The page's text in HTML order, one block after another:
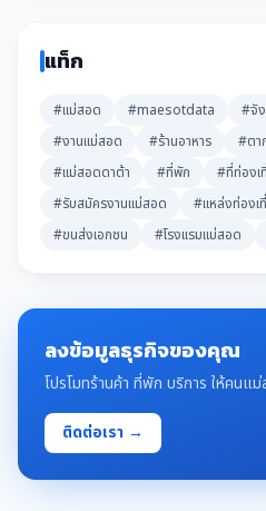
แท็ก
#แม่สอด #maesotdata #จั
#งานแม่สอด
#ร้านอาหาร #ตา
#แม่สอดดาต้า
#ที่พัก #ที่ท่องเ
#รับสมัครงานแม่สอด
#แหล่งท่องเ
#ขนส่งเอกชน
#โรงแรมแม่สอด
ลงข้อมูลธุรกิจของคุณ
โปรโมทร้านค้า ที่พัก บริการ ให้คนแ
ติดต่อเรา →